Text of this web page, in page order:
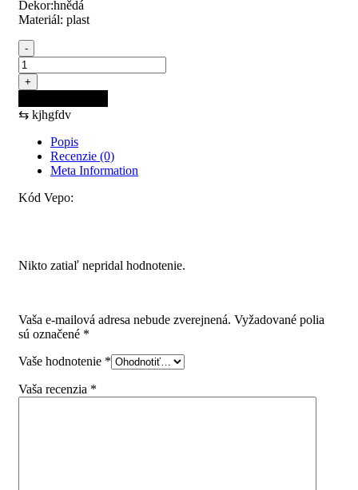
Dekor:hnědá
Materiál: plast
-
množstvo
Narážka
zrazová
hnedá
+
⇆ kjhgfdv
Popis
Recenzie (0)
Meta Information
Kód Vepo:
Nikto zatiaľ nepridal hodnotenie.
Vaša e-mailová adresa nebude zverejnená. Vyžadované polia
sú označené *
Vaše hodnotenie *
Vaša recenzia *